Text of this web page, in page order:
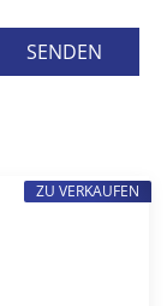
SENDEN
ZU VERKAUFEN